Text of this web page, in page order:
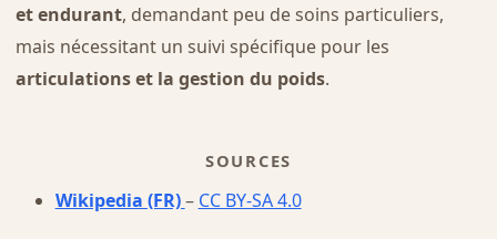
et endurant, demandant peu de soins particuliers,
mais nécessitant un suivi spécifique pour les
articulations et la gestion du poids.
SOURCES
Wikipedia (FR)– CC BY-SA 4.0